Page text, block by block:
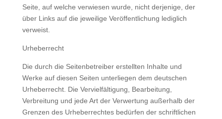
Seite, auf welche verwiesen wurde, nicht derjenige, der
über Links auf die jeweilige Veröffentlichung lediglich
verweist.
Urheberrecht
Die durch die Seitenbetreiber erstellten Inhalte und
Werke auf diesen Seiten unterliegen dem deutschen
Urheberrecht. Die Vervielfältigung, Bearbeitung,
Verbreitung und jede Art der Verwertung außerhalb der
Grenzen des Urheberrechtes bedürfen der schriftlichen